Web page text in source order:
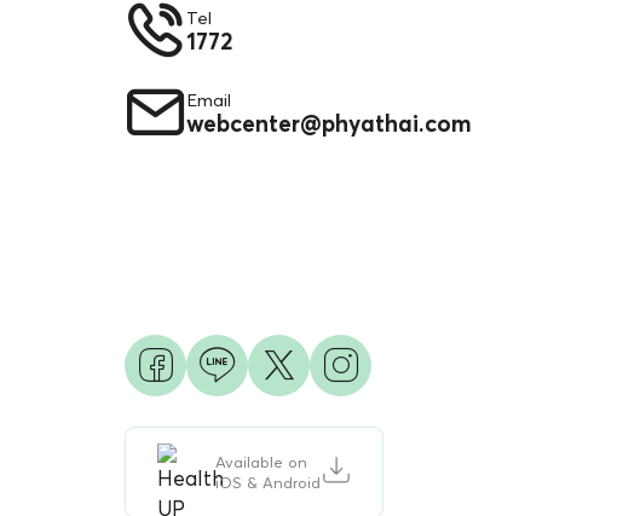
Tel
1772
Email
webcenter@phyathai.com
Available on
iOS & Android